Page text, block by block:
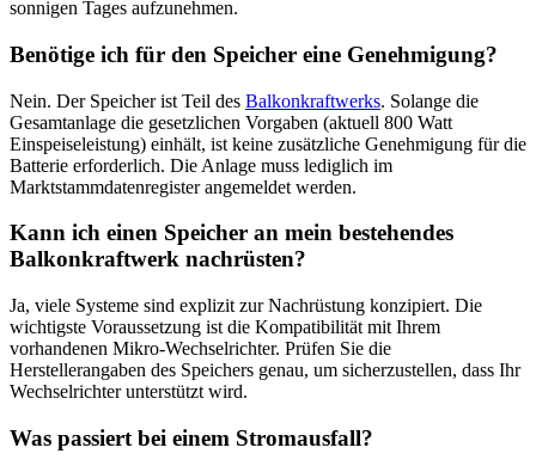
sonnigen Tages aufzunehmen.
Benötige ich für den Speicher eine Genehmigung?
Nein. Der Speicher ist Teil des Balkonkraftwerks. Solange die
Gesamtanlage die gesetzlichen Vorgaben (aktuell 800 Watt
Einspeiseleistung) einhält, ist keine zusätzliche Genehmigung für die
Batterie erforderlich. Die Anlage muss lediglich im
Marktstammdatenregister angemeldet werden.
Kann ich einen Speicher an mein bestehendes
Balkonkraftwerk nachrüsten?
Ja, viele Systeme sind explizit zur Nachrüstung konzipiert. Die
wichtigste Voraussetzung ist die Kompatibilität mit Ihrem
vorhandenen Mikro-Wechselrichter. Prüfen Sie die
Herstellerangaben des Speichers genau, um sicherzustellen, dass Ihr
Wechselrichter unterstützt wird.
Was passiert bei einem Stromausfall?